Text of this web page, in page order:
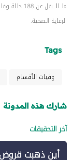
ما لا يقل
الرعاية الصحية.
Tags
وفيات الأقسام
شارك هذه المدونة
آخر التحقيقات